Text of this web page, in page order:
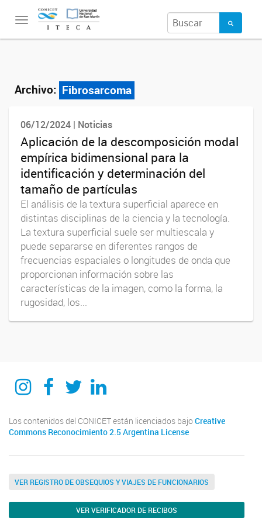
Toggle
Archivo: Fibrosarcoma
06/12/2024 | Noticias
Aplicación de la descomposición modal
empírica bidimensional para la
identificación y determinación del
tamaño de partículas
El análisis de la textura superficial aparece en
distintas disciplinas de la ciencia y la tecnología.
La textura superficial suele ser multiescala y
puede separarse en diferentes rangos de
frecuencias espaciales o longitudes de onda que
proporcionan información sobre las
características de la imagen, como la forma, la
rugosidad, los...
itecaunsam
itecaunsam
itecaunsam
Instituto de Tecnologías Emergentes y Ciencias Aplicadas ITECA
Los contenidos del CONICET están licenciados bajo Creative
Commons Reconocimiento 2.5 Argentina License
VER REGISTRO DE OBSEQUIOS Y VIAJES DE FUNCIONARIOS
VER VERIFICADOR DE RECIBOS